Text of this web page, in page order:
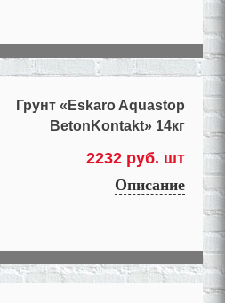
Грунт «Eskaro Aquastop
BetonKontakt» 14кг
2232 руб. шт
Описание